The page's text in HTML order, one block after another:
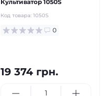
Культиватор 1050S
Код товара: 1050S
0
19 374 грн.